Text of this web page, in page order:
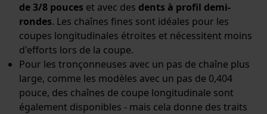
de 3/8 pouces et avec des dents à profil demi-
rondes. Les chaînes fines sont idéales pour les
coupes longitudinales étroites et nécessitent moins
d'efforts lors de la coupe.
Pour les tronçonneuses avec un pas de chaîne plus
large, comme les modèles avec un pas de 0,404
pouce, des chaînes de coupe longitudinale sont
également disponibles - mais cela donne des traits
Google Global Site Tag
Microsoft Advertising Universal
Event Tracking
Survicate